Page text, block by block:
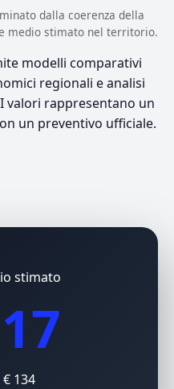
dalla coerenza della
medio stimato nel territorio.
modelli comparativi
regionali e analisi
valori rappresentano un
un preventivo ufficiale.
stimato
134